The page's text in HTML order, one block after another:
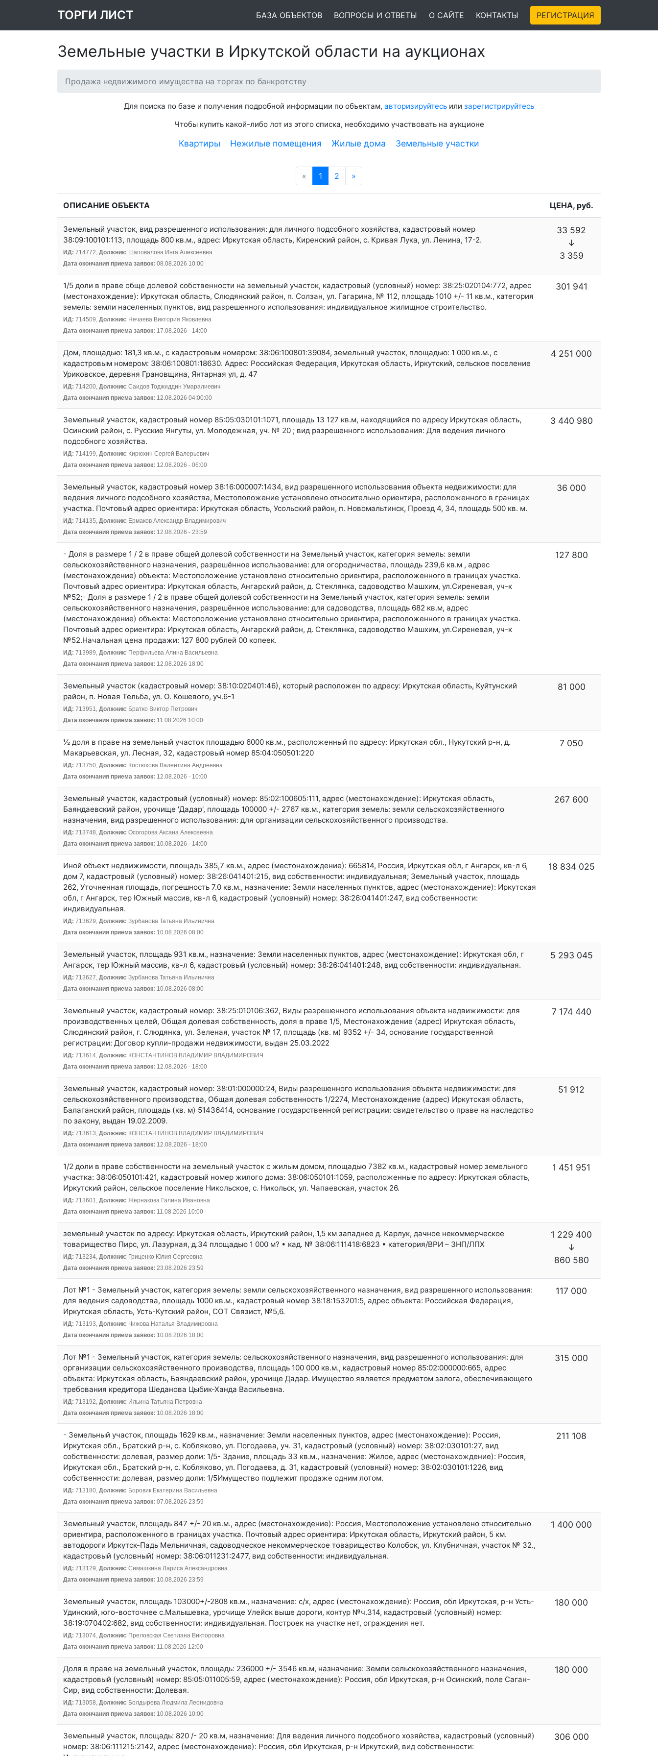
ТОРГИ ЛИСТ БАЗА ОБЪЕКТОВ ВОПРОСЫ И ОТВЕТЫ О САЙТЕ КОНТАКТЫ РЕГИСТРАЦИЯ
Земельные участки в Иркутской области на аукционах
Продажа недвижимого имущества на торгах по банкротству
Для поиска по базе и получения подробной информации по объектам, авторизируйтесь или зарегистрируйтесь
Чтобы купить какой-либо лот из этого списка, необходимо участвовать на аукционе
Квартиры Нежилые помещения Жилые дома Земельные участки
« Предыдущая
1 2 »
ОПИСАНИЕ ОБЪЕКТА ЦЕНА, руб.
Земельный участок, вид разрешенного использования: для личного подсобного хозяйства, кадастровый номер
38:09:100101:113, площадь 800 кв.м., адрес: Иркутская область, Киренский район, с. Кривая Лука, ул. Ленина, 17-2.
ИД: 714772, Должник: Шаповалова Инга Алексеевна
Дата окончания приема заявок: 08.08.2026 10:00
33 592
↓
3 359
1/5 доли в праве обще долевой собственности на земельный участок, кадастровый (условный) номер: 38:25:020104:772, адрес
(местонахождение): Иркутская область, Слюдянский район, п. Солзан, ул. Гагарина, № 112, площадь 1010 +/- 11 кв.м., категория
земель: земли населенных пунктов, вид разрешенного использования: индивидуальное жилищное строительство.
ИД: 714509, Должник: Нечаева Виктория Яковлевна
Дата окончания приема заявок: 17.08.2026 - 14:00
301 941
Дом, площадью: 181,3 кв.м., с кадастровым номером: 38:06:100801:39084, земельный участок, площадью: 1 000 кв.м., с
кадастровым номером: 38:06:100801:18630. Адрес: Российская Федерация, Иркутская область, Иркутский, сельское поселение
Уриковское, деревня Грановщина, Янтарная ул, д. 47
ИД: 714200, Должник: Саидов Тоджиддин Умаралиевич
Дата окончания приема заявок: 12.08.2026 04:00:00
4 251 000
Земельный участок, кадастровый номер 85:05:030101:1071, площадь 13 127 кв.м, находящийся по адресу Иркутская область,
Осинский район, с. Русские Янгуты, ул. Молодежная, уч. № 20 ; вид разрешенного использования: Для ведения личного
подсобного хозяйства.
ИД: 714199, Должник: Кирюхин Сергей Валерьевич
Дата окончания приема заявок: 12.08.2026 - 06:00
3 440 980
Земельный участок, кадастровый номер 38:16:000007:1434, вид разрешенного использования объекта недвижимости: для
ведения личного подсобного хозяйства, Местоположение установлено относительно ориентира, расположенного в границах
участка. Почтовый адрес ориентира: Иркутская область, Усольский район, п. Новомальтинск, Проезд 4, 34, площадь 500 кв. м.
ИД: 714135, Должник: Ермаков Александр Владимирович
Дата окончания приема заявок: 12.08.2026 - 23:59
36 000
- Доля в размере 1 / 2 в праве общей долевой собственности на Земельный участок, категория земель: земли
сельскохозяйственного назначения, разрешённое использование: для огородничества, площадь 239,6 кв.м , адрес
(местонахождение) объекта: Местоположение установлено относительно ориентира, расположенного в границах участка.
Почтовый адрес ориентира: Иркутская область, Ангарский район, д. Стеклянка, садоводство Машхим, ул.Сиреневая, уч-к
№52;- Доля в размере 1 / 2 в праве общей долевой собственности на Земельный участок, категория земель: земли
сельскохозяйственного назначения, разрешённое использование: для садоводства, площадь 682 кв.м, адрес
(местонахождение) объекта: Местоположение установлено относительно ориентира, расположенного в границах участка.
Почтовый адрес ориентира: Иркутская область, Ангарский район, д. Стеклянка, садоводство Машхим, ул.Сиреневая, уч-к
№52.Начальная цена продажи: 127 800 рублей 00 копеек.
ИД: 713989, Должник: Перфильева Алина Васильевна
Дата окончания приема заявок: 12.08.2026 18:00
127 800
Земельный участок (кадастровый номер: 38:10:020401:46), который расположен по адресу: Иркутская область, Куйтунский
район, п. Новая Тельба, ул. О. Кошевого, уч.6-1
ИД: 713951, Должник: Братко Виктор Петрович
Дата окончания приема заявок: 11.08.2026 10:00
81 000
½ доля в праве на земельный участок площадью 6000 кв.м., расположенный по адресу: Иркутская обл., Нукутский р-н, д.
Макарьевская, ул. Лесная, 32, кадастровый номер 85:04:050501:220
ИД: 713750, Должник: Костюхова Валентина Андреевна
Дата окончания приема заявок: 12.08.2026 - 10:00
7 050
Земельный участок, кадастровый (условный) номер: 85:02:100605:111, адрес (местонахождение): Иркутская область,
Баяндаевский район, урочище 'Дадар', площадь 100000 +/- 2767 кв.м., категория земель: земли сельскохозяйственного
назначения, вид разрешенного использования: для организации сельскохозяйственного производства.
ИД: 713748, Должник: Осогорова Аксана Алексеевна
Дата окончания приема заявок: 10.08.2026 - 14:00
267 600
Иной объект недвижимости, площадь 385,7 кв.м., адрес (местонахождение): 665814, Россия, Иркутская обл, г Ангарск, кв-л 6,
дом 7, кадастровый (условный) номер: 38:26:041401:215, вид собственности: индивидуальная; Земельный участок, площадь
262, Уточненная площадь, погрешность 7.0 кв.м., назначение: Земли населенных пунктов, адрес (местонахождение): Иркутская
обл, г Ангарск, тер Южный массив, кв-л 6, кадастровый (условный) номер: 38:26:041401:247, вид собственности:
индивидуальная.
ИД: 713629, Должник: Зурбанова Татьяна Ильинична
Дата окончания приема заявок: 10.08.2026 08:00
18 834 025
Земельный участок, площадь 931 кв.м., назначение: Земли населенных пунктов, адрес (местонахождение): Иркутская обл, г
Ангарск, тер Южный массив, кв-л 6, кадастровый (условный) номер: 38:26:041401:248, вид собственности: индивидуальная.
ИД: 713627, Должник: Зурбанова Татьяна Ильинична
Дата окончания приема заявок: 10.08.2026 08:00
5 293 045
Земельный участок, кадастровый номер: 38:25:010106:362, Виды разрешенного использования объекта недвижимости: для
производственных целей, Общая долевая собственность, доля в праве 1/5, Местонахождение (адрес) Иркутская область,
Слюдянский район, г. Слюдянка, ул. Зеленая, участок № 17, площадь (кв. м) 9352 +/- 34, основание государственной
регистрации: Договор купли-продажи недвижимости, выдан 25.03.2022
ИД: 713614, Должник: КОНСТАНТИНОВ ВЛАДИМИР ВЛАДИМИРОВИЧ
Дата окончания приема заявок: 12.08.2026 - 18:00
7 174 440
Земельный участок, кадастровый номер: 38:01:000000:24, Виды разрешенного использования объекта недвижимости: для
сельскохозяйственного производства, Общая долевая собственность 1/2274, Местонахождение (адрес) Иркутская область,
Балаганский район, площадь (кв. м) 51436414, основание государственной регистрации: свидетельство о праве на наследство
по закону, выдан 19.02.2009.
ИД: 713613, Должник: КОНСТАНТИНОВ ВЛАДИМИР ВЛАДИМИРОВИЧ
Дата окончания приема заявок: 12.08.2026 - 18:00
51 912
1/2 доли в праве собственности на земельный участок с жилым домом, площадью 7382 кв.м., кадастровый номер земельного
участка: 38:06:050101:421, кадастровый номер жилого дома: 38:06:050101:1059, расположенные по адресу: Иркутская область,
Иркутский район, сельское поселение Никольское, с. Никольск, ул. Чапаевская, участок 26.
ИД: 713601, Должник: Жернакова Галина Ивановна
Дата окончания приема заявок: 11.08.2026 10:00
1 451 951
земельный участок по адресу: Иркутская область, Иркутский район, 1,5 км западнее д. Карлук, дачное некоммерческое
товарищество Пирс, ул. Лазурная, д.34 площадью 1 000 м? • кад. № 38:06:111418:6823 • категория/ВРИ – ЗНП/ЛПХ
ИД: 713234, Должник: Гриценко Юлия Сергеевна
Дата окончания приема заявок: 23.08.2026 23:59
1 229 400
↓
860 580
Лот №1 - Земельный участок, категория земель: земли сельскохозяйственного назначения, вид разрешенного использования:
для ведения садоводства, площадь 1000 кв.м., кадастровый номер 38:18:153201:5, адрес объекта: Российская Федерация,
Иркутская область, Усть-Кутский район, СОТ Связист, №5,6.
ИД: 713193, Должник: Чижова Наталья Владимировна
Дата окончания приема заявок: 10.08.2026 18:00
117 000
Лот №1 - Земельный участок, категория земель: сельскохозяйственного назначения, вид разрешенного использования: для
организации сельскохозяйственного производства, площадь 100 000 кв.м., кадастровый номер 85:02:000000:6б5, адрес
объекта: Иркутская область, Баяндаевский район, урочище Дадар. Имущество является предметом залога, обеспечивающего
требования кредитора Шеданова Цыбик-Ханда Васильевна.
ИД: 713192, Должник: Ильина Татьяна Петровна
Дата окончания приема заявок: 10.08.2026 18:00
315 000
- Земельный участок, площадь 1629 кв.м., назначение: Земли населенных пунктов, адрес (местонахождение): Россия,
Иркутская обл., Братский р-н, с. Кобляково, ул. Погодаева, уч. 31, кадастровый (условный) номер: 38:02:030101:27, вид
собственности: долевая, размер доли: 1/5- Здание, площадь 33 кв.м., назначение: Жилое, адрес (местонахождение): Россия,
Иркутская обл., Братский р-н, с. Кобляково, ул. Погодаева, д. 31, кадастровый (условный) номер: 38:02:030101:1226, вид
собственности: долевая, размер доли: 1/5Имущество подлежит продаже одним лотом.
ИД: 713180, Должник: Боровик Екатерина Васильевна
Дата окончания приема заявок: 07.08.2026 23:59
211 108
Земельный участок, площадь 847 +/- 20 кв.м., адрес (местонахождение): Россия, Местоположение установлено относительно
ориентира, расположенного в границах участка. Почтовый адрес ориентира: Иркутская область, Иркутский район, 5 км.
автодороги Иркутск-Падь Мельничная, садоводческое некоммерческое товарищество Колобок, ул. Клубничная, участок № 32.,
кадастровый (условный) номер: 38:06:011231:2477, вид собственности: индивидуальная.
ИД: 713129, Должник: Симашкина Лариса Александровна
Дата окончания приема заявок: 10.08.2026 23:59
1 400 000
Земельный участок, площадь 103000+/-2808 кв.м., назначение: c/х, адрес (местонахождение): Россия, обл Иркутская, р-н Усть-
Удинский, юго-восточнее с.Малышевка, урочище Улейск выше дороги, контур №ч.314, кадастровый (условный) номер:
38:19:070402:682, вид собственности: индивидуальная. Построек на участке нет, ограждения нет.
ИД: 713074, Должник: Преловская Светлана Викторовна
Дата окончания приема заявок: 11.08.2026 12:00
180 000
Доля в праве на земельный участок, площадь: 236000 +/- 3546 кв.м, назначение: Земли сельскохозяйственного назначения,
кадастровый (условный) номер: 85:05:011005:59, адрес (местонахождение): Россия, обл Иркутская, р-н Осинский, поле Саган-
Сир, вид собственности: Долевая.
ИД: 713058, Должник: Болдырева Людмила Леонидовна
Дата окончания приема заявок: 10.08.2026 10:00
180 000
Земельный участок, площадь: 820 /- 20 кв.м, назначение: Для ведения личного подсобного хозяйства, кадастровый (условный)
номер: 38:06:111215:2142, адрес (местонахождение): Россия, обл Иркутская, р-н Иркутский, вид собственности:
306 000